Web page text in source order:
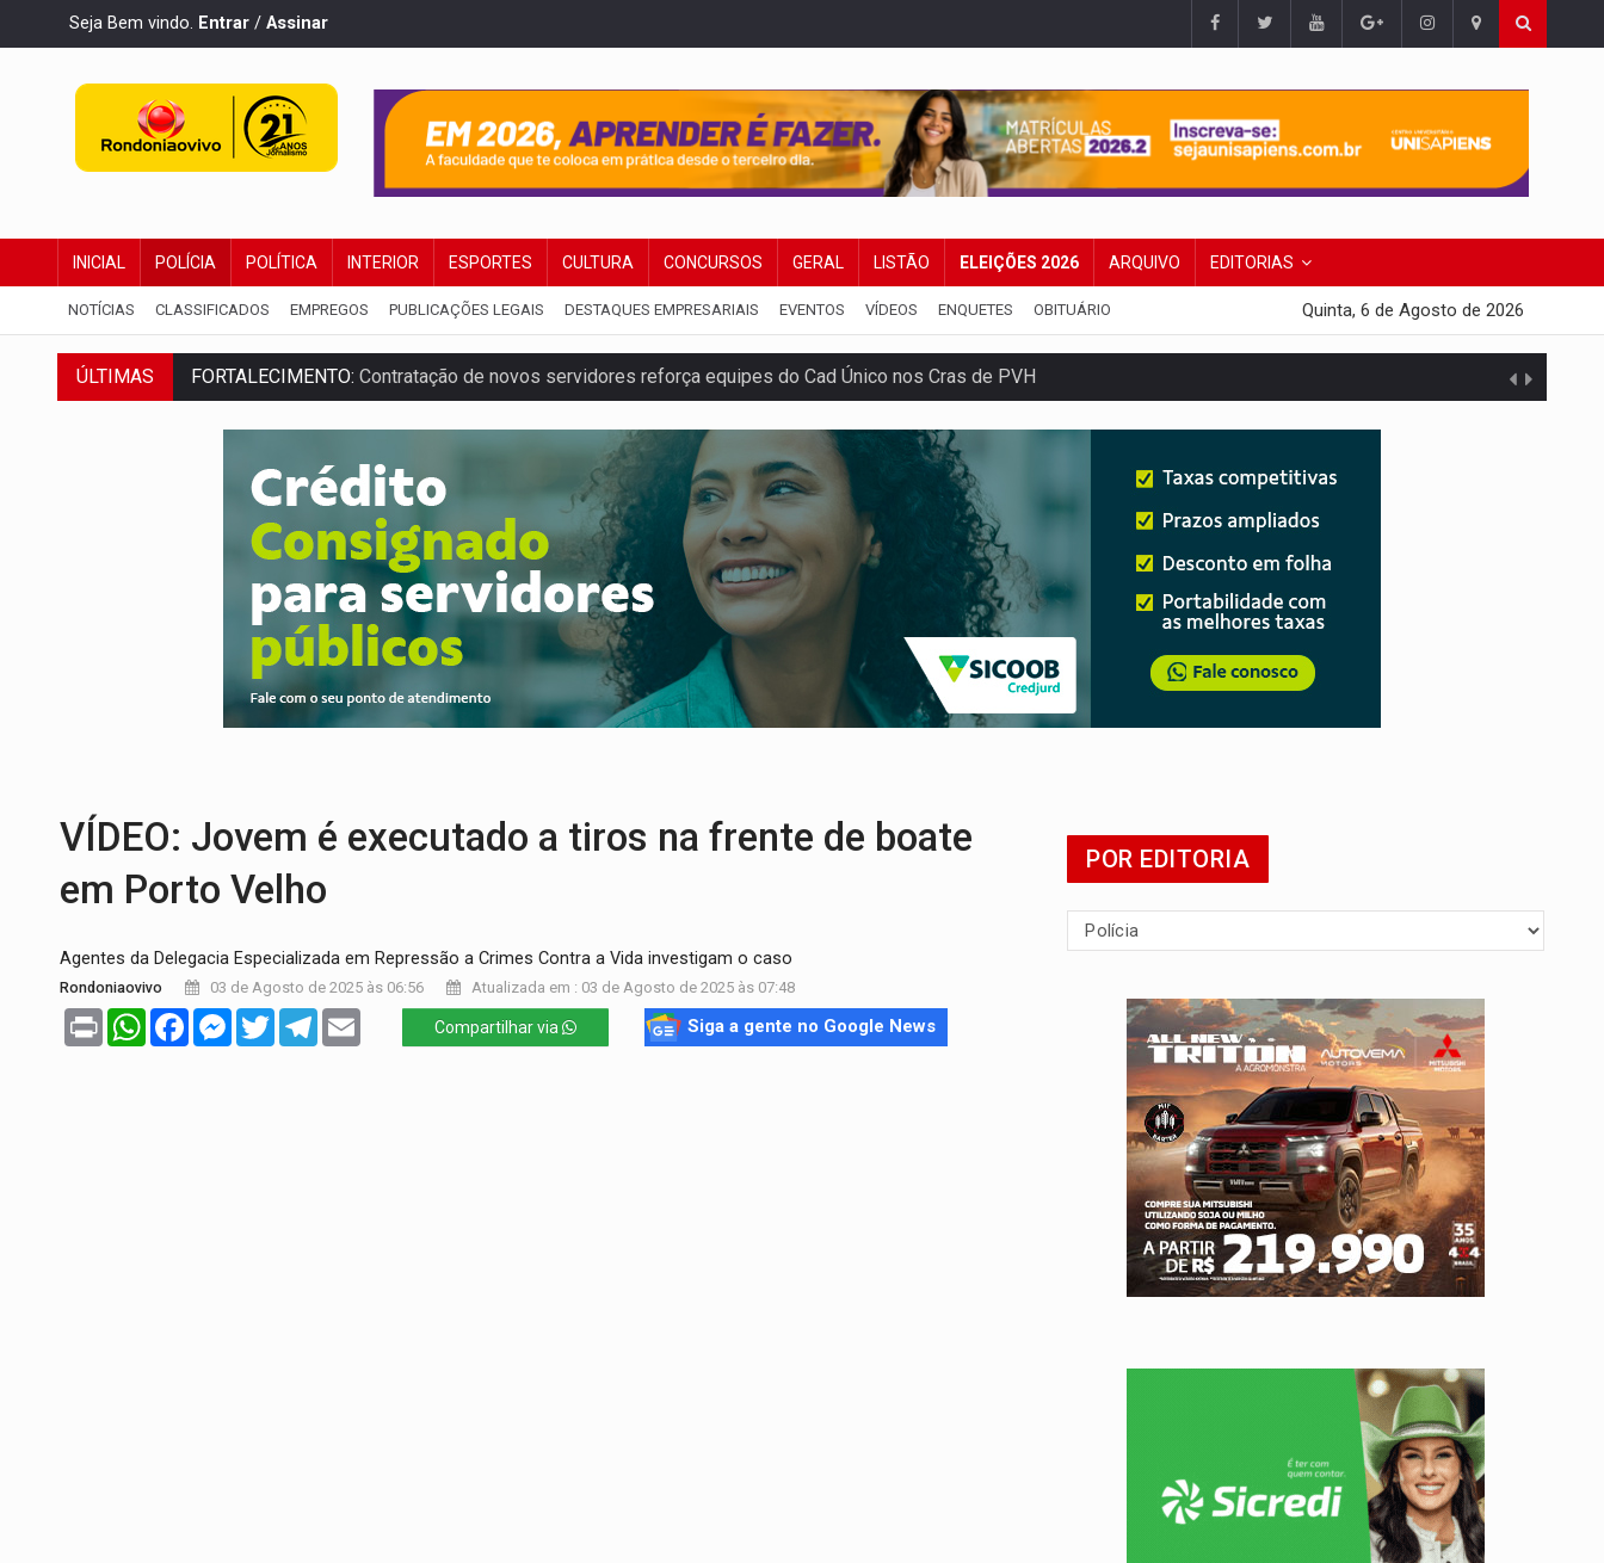
Seja Bem vindo. Entrar / Assinar
INICIAL POLÍCIA POLÍTICA INTERIOR ESPORTES CULTURA CONCURSOS GERAL LISTÃO ELEIÇÕES 2026 ARQUIVO EDITORIAS
NOTÍCIAS CLASSIFICADOS EMPREGOS PUBLICAÇÕES LEGAIS DESTAQUES EMPRESARIAIS EVENTOS VÍDEOS ENQUETES OBITUÁRIO Quinta, 6 de Agosto de 2026
ÚLTIMAS URGENTE:Condutor de carro avança cruzamento e deixa motociclista com fratura
'OS OLHOS DO BRASIL':Emanuel Neri transforma indignação e esperança em rock no seu novo single
SOB INVESTIGAÇÃO:Dentista de PVH é denunciado por transmitir HIV a quatro mulheres
ESQUEMA DE FRAUDES: Polícia Civil deflagra a terceira fase da Operação Contemplados
ASSESSOR FLAGRADO:Empresa e ONG que recebeu R$ 12 mi em emendas estão no mesmo endereço
INFLUENCIARIA ELEIÇÕES:Justiça Eleitoral manda tirar vídeo com suposta deepfake do ar em RO
CONEXÃO RONDONIAOVIVO:Marcio Barreto, pres. da ABAV-RO, alerta sobre golpes na compra de passagens
DA RECICLAGEM AO SUCESSO:A trajetória de superação de Carlinhos Barbershop
VÍDEO: Jovem é executado a tiros na frente de boate
em Porto Velho
Agentes da Delegacia Especializada em Repressão a Crimes Contra a Vida investigam o caso
Rondoniaovivo 03 de Agosto de 2025 às 06:56 Atualizada em : 03 de Agosto de 2025 às 07:48
Print WhatsAppFacebookMessenger
TwitterTelegram Compartilhar via Siga a gente no Google News
POR EDITORIA